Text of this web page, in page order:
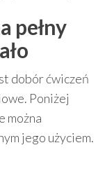
pełny
dobór ćwiczeń
Poniżej
można
jego użyciem.